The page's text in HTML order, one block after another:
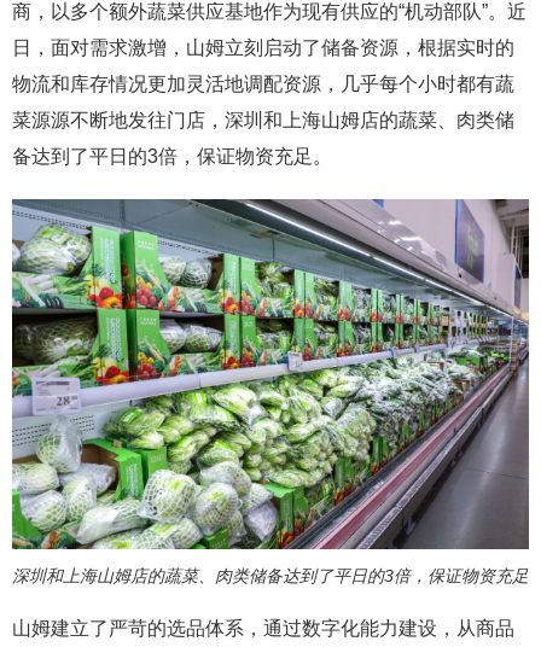
商，以多个额外蔬菜供应基地作为现有供应的“机动部队”。近
日，面对需求激增，山姆立刻启动了储备资源，根据实时的
物流和库存情况更加灵活地调配资源，几乎每个小时都有蔬
菜源源不断地发往门店，深圳和上海山姆店的蔬菜、肉类储
备达到了平日的3倍，保证物资充足。
深圳和上海山姆店的蔬菜、肉类储备达到了平日的3倍，保证物资充足
山姆建立了严苛的选品体系，通过数字化能力建设，从商品